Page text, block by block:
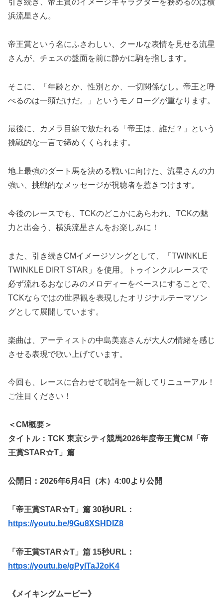
引き続き、帝王賞のイメージキャラクターを務めるのは横
浜流星さん。
帝王賞という名にふさわしい、クールな表情を見せる流星
さんが、チェスの盤面を前に静かに駒を指します。
そこに、「年齢とか、性別とか、一切関係なし。帝王と呼
べるのは一頭だけだ。」というモノローグが重なります。
最後に、カメラ目線で放たれる「帝王は、誰だ？」という
挑戦的な一言で締めくくられます。
地上最強のダート馬を決める戦いに向けた、流星さんの力
強い、挑戦的なメッセージが視聴者を惹きつけます。
今後のレースでも、TCKのどこかにあらわれ、TCKの魅
力と出会う、横浜流星さんをお楽しみに！
また、引き続きCMイメージソングとして、「TWINKLE
TWINKLE DIRT STAR」を使用。トゥインクルレースで
必ず流れるおなじみのメロディーをベースにすることで、
TCKならではの世界観を表現したオリジナルテーマソン
グとして展開しています。
楽曲は、アーティストの中島美嘉さんが大人の情緒を感じ
させる表現で歌い上げています。
今回も、レースに合わせて歌詞を一新してリニューアル！
ご注目ください！
＜CM概要＞
タイトル：TCK 東京シティ競馬2026年度帝王賞CM「帝
王賞STAR☆T」篇
公開日：2026年6月4日（木）4:00より公開
「帝王賞STAR☆T」篇 30秒URL：
https://youtu.be/9Gu8XSHDIZ8
「帝王賞STAR☆T」篇 15秒URL：
https://youtu.be/gPylTaJ2oK4
《メイキングムービー》